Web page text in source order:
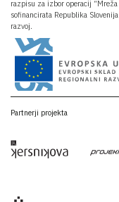
razpisu za izbor operacij
sofinancirata Republika
razvoj.
Partnerji projekta